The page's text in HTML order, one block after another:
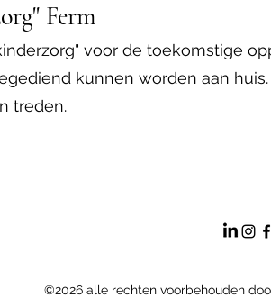
Ferm
voor de toekomstige
kunnen worden aan
treden.
©2026 alle rechten voorbehouden